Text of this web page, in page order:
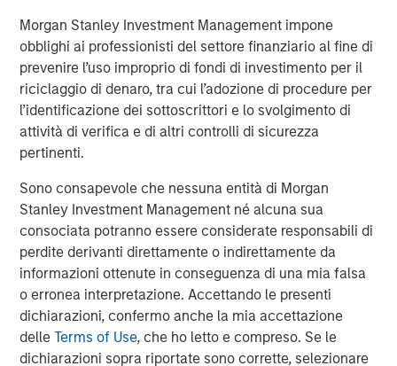
Morgan Stanley Investment Management impone
obblighi ai professionisti del settore finanziario al fine di
prevenire l’uso improprio di fondi di investimento per il
riciclaggio di denaro, tra cui l’adozione di procedure per
l’identificazione dei sottoscrittori e lo svolgimento di
attività di verifica e di altri controlli di sicurezza
pertinenti.
Sono consapevole che nessuna entità di Morgan
Stanley Investment Management né alcuna sua
consociata potranno essere considerate responsabili di
perdite derivanti direttamente o indirettamente da
informazioni ottenute in conseguenza di una mia falsa
o erronea interpretazione. Accettando le presenti
dichiarazioni, confermo anche la mia accettazione
delleTerms of Use, che ho letto e compreso. Se le
dichiarazioni sopra riportate sono corrette, selezionare
For a deeper exploration of these findings, please read
the full-length insighthere.
Portfolio Solutions Group
The Portfolio Solutions Group is a comprehensive multi-
asset business, with activity across all asset strategies
that span fully liquid (public assets), comprehensive
(public and private assets) and fully private portfolios.
Offerings are delivered via a managed portfolio or model,
in discretionary or advisory format.
Approfondimenti correlati
TRIMESTRALE